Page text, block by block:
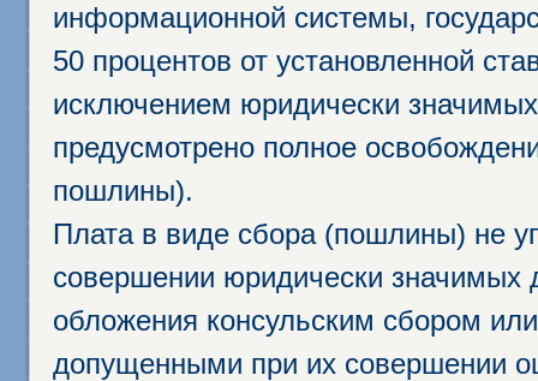
информационной системы,
50 процентов от установленной
исключением юридически
предусмотрено полное
пошлины).
Плата в виде сбора (пошлины) не
совершении юридически
обложения консульским сбором
допущенными при их совершении